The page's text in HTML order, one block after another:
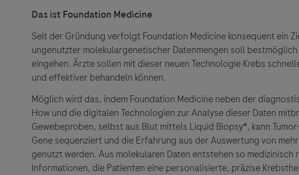
Das ist Foundation Medicine
Seit der Gründung verfolgt Foundation Medicine konsequent ein
ungenutzter molekulargenetischer Datenmengen soll bestmöglich
eingehen. Ärzte sollen mit dieser neuen Technologie Krebs
und effektiver behandeln können.
Möglich wird das, indem Foundation Medicine neben der
How und die digitalen Technologien zur Analyse dieser Daten
Gewebeproben, selbst aus Blut mittels Liquid Biopsy*, kann
Gene sequenziert und die Erfahrung aus der Auswertung von
genutzt werden. Aus molekularen Daten entstehen so medizinisch
Informationen, die Patienten eine personalisierte, präzise